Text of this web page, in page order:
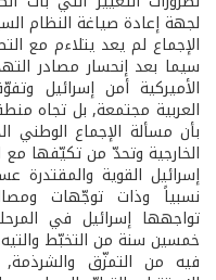
لجهة إعادة صياغة النظام
الإجماع لم يعد يتلاءم مع
سيما بعد إنحسار مصادر
الأميركية أمن إسرائيل
العربية مجتمعة, بل تجاه
بأن مسألة الإجماع الوطني
الخارجية وتحدّ من تكيّفها مع
إسرائيل القوية والمقتدرة
نسبياً وذات توجّهات
تواجهها إسرائيل في
خمسين سنة من التخبّط
فيه من التمزّق